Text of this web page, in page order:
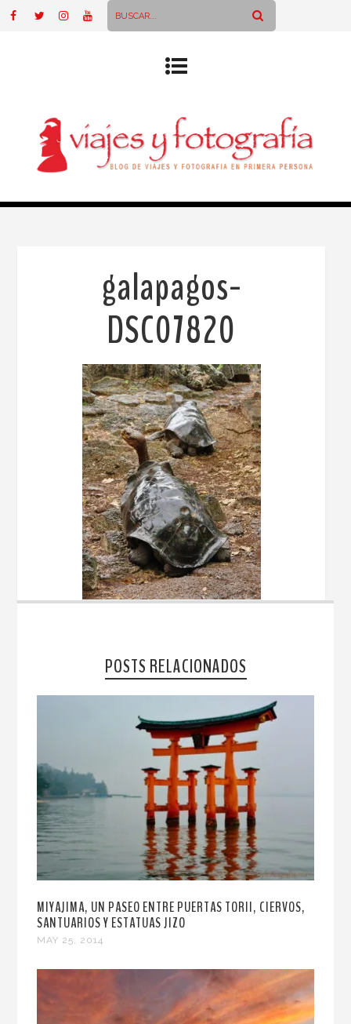
galapagos-
DSC07820
POSTS RELACIONADOS
MIYAJIMA, UN PASEO ENTRE PUERTAS TORII, CIERVOS,
SANTUARIOS Y ESTATUAS JIZO
MAY 25, 2014